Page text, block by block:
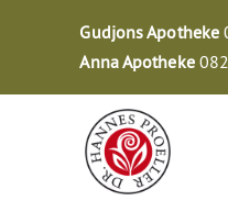
Gudjons Apotheke
Anna Apotheke